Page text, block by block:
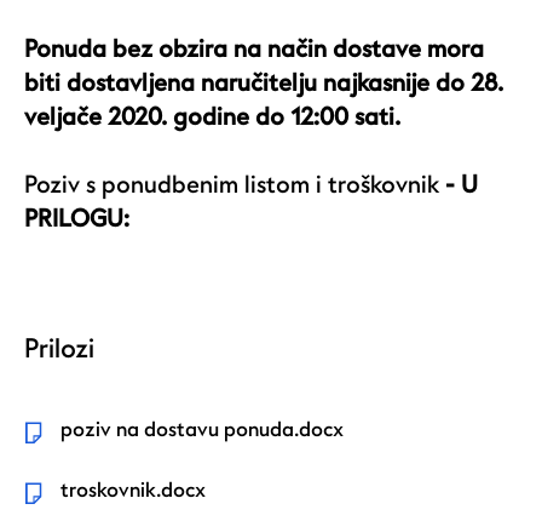
Ponuda bez obzira na način dostave mora
biti dostavljena naručitelju najkasnije do 28.
veljače 2020. godine do 12:00 sati.
Poziv s ponudbenim listom i troškovnik - U
PRILOGU:
Prilozi
poziv na dostavu ponuda.docx
troskovnik.docx